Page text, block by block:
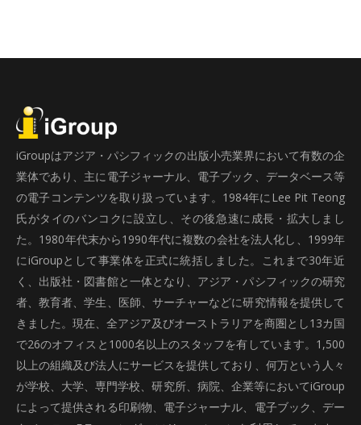
iGroupはアジア・パシフィックの出版小売業界において有数の企
業体であり、主に電子ジャーナル、電子ブック、データベース等
の電子コンテンツを取り扱っています。1984年にLee Pit Teong
氏がタイのバンコクに設立し、その後急速に成長・拡大しまし
た。1980年代末から1990年代に複数の会社を法人化し、1999年
にiGroupとして事業体を正式に統括しました。これまで30年近
く、出版社・図書館と一体となり、アジア・パシフィックの研究
者、教育者、学生、医師、サーチャーなどに研究情報を提供して
きました。現在、全アジア及びオーストラリアを商圏とし13カ国
で26のオフィスと1000名以上のスタッフを有しています。1,500
以上の組織及び法人にサービスを提供しており、何万という人々
が学校、大学、専門学校、研究所、病院、企業等においてiGroup
によって提供される印刷物、電子ジャーナル、電子ブック、デー